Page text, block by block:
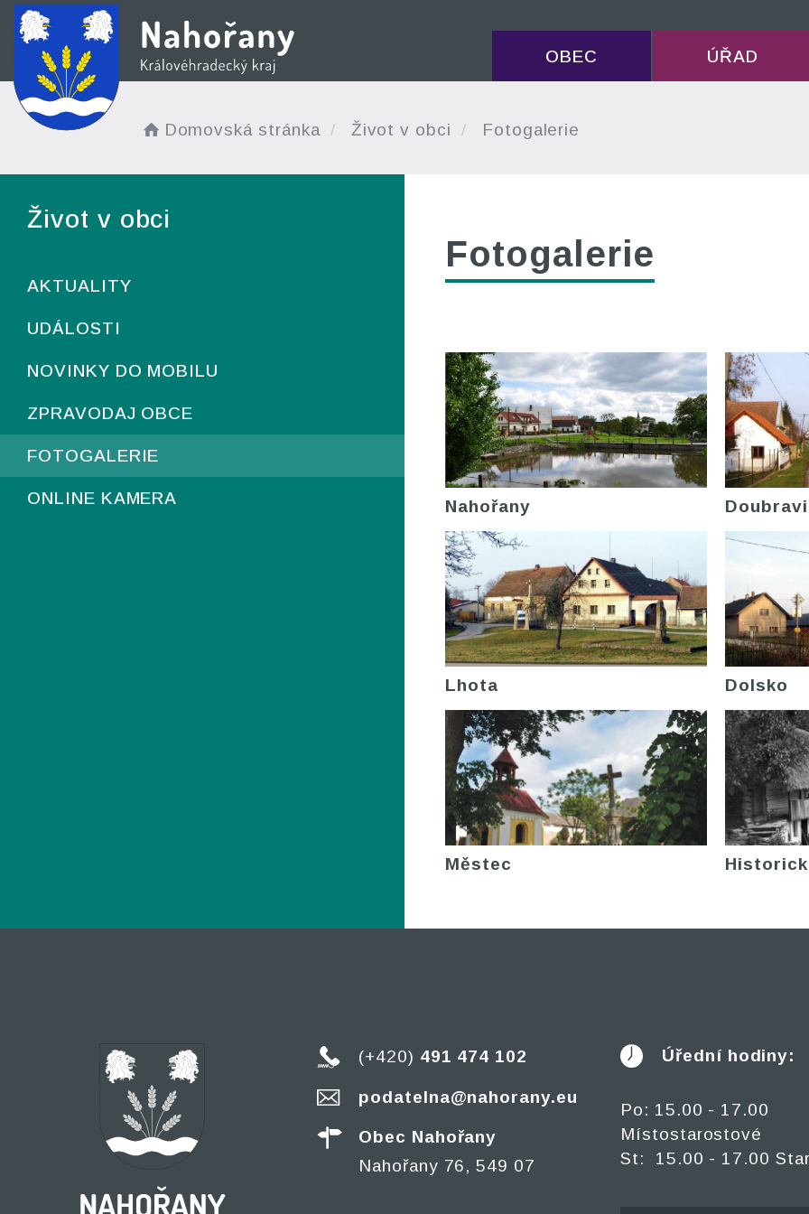
OBEC ÚŘAD
Domovská stránka Život v obci Fotogalerie
Život v obci
AKTUALITY
UDÁLOSTI
NOVINKY DO MOBILU
ZPRAVODAJ OBCE
FOTOGALERIE
ONLINE KAMERA
Fotogalerie
Nahořany
Lhota Dolsko
Městec
(+420) 491 474 102
podatelna@nahorany.eu
Obec Nahořany
Nahořany 76, 549 07
Úřední hodiny:
Po: 15.00 - 17.00
Místostarostové
St: 15.00 - 17.00